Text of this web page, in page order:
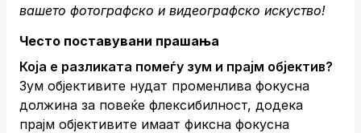
вашето фотографско и видеографско искуство!
Често поставувани прашања
Која е разликата помеѓу зум и прајм објектив?
Зум објективите нудат променлива фокусна
должина за повеќе флексибилност, додека
прајм објективите имаат фиксна фокусна